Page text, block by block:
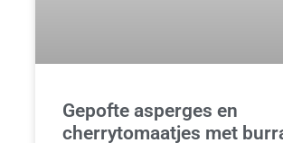
Gepofte asperges en
cherrytomaatjes met